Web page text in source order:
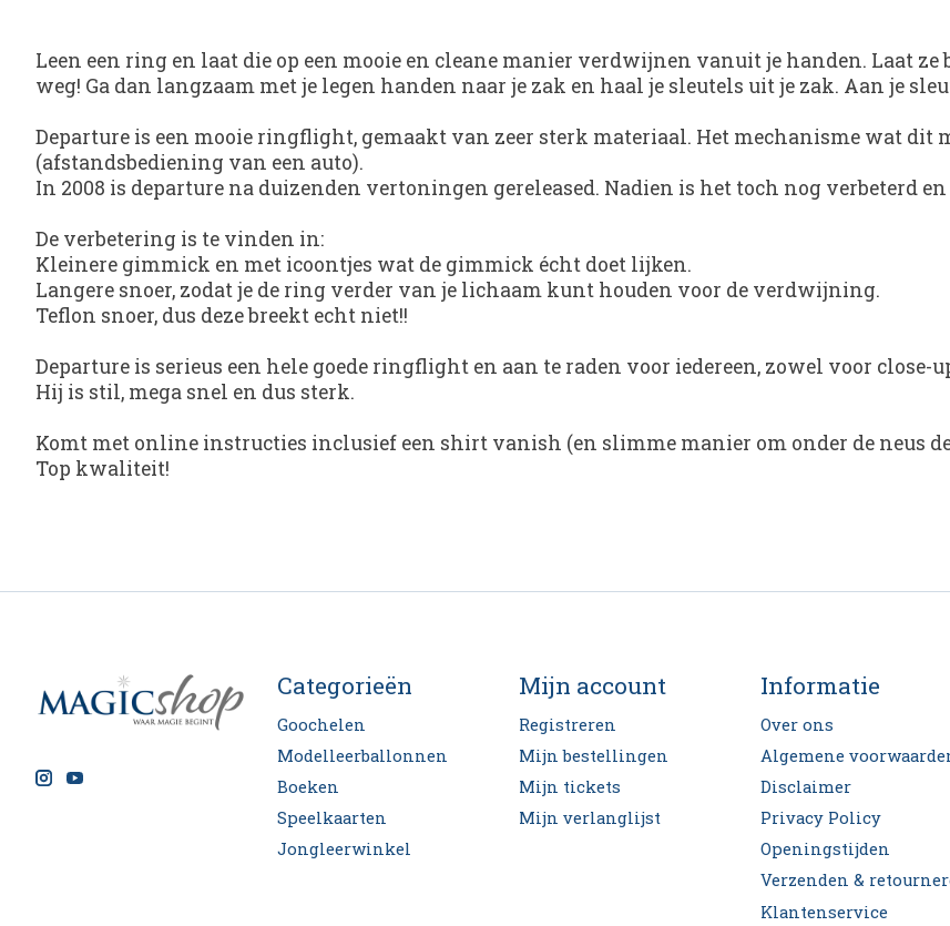
Leen een ring en laat die op een mooie en cleane manier verdwijnen vanuit je handen. Laat ze
weg! Ga dan langzaam met je legen handen naar je zak en haal je sleutels uit je zak. Aan je
Departure is een mooie ringflight, gemaakt van zeer sterk materiaal. Het mechanisme wat
(afstandsbediening van een auto).
In 2008 is departure na duizenden vertoningen gereleased. Nadien is het toch nog verbeterd
De verbetering is te vinden in:
Kleinere gimmick en met icoontjes wat de gimmick écht doet lijken.
Langere snoer, zodat je de ring verder van je lichaam kunt houden voor de verdwijning.
Teflon snoer, dus deze breekt echt niet!!
Departure is serieus een hele goede ringflight en aan te raden voor iedereen, zowel voor
Hij is stil, mega snel en dus sterk.
Komt met online instructies inclusief een shirt vanish (en slimme manier om onder de neus
Top kwaliteit!
Categorieën
Goochelen
Modelleerballonnen
Boeken
Speelkaarten
Jongleerwinkel
Mijn account
Registreren
Mijn bestellingen
Mijn tickets
Mijn verlanglijst
Informatie
Over ons
Algemene
Disclaimer
Privacy Policy
Openingstijden
Verzenden &
Klantenservice